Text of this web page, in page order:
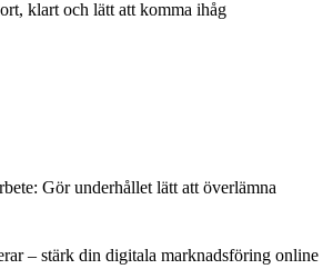
klart och lätt att komma ihåg
Gör underhållet lätt att överlämna
– stärk din digitala marknadsföring online